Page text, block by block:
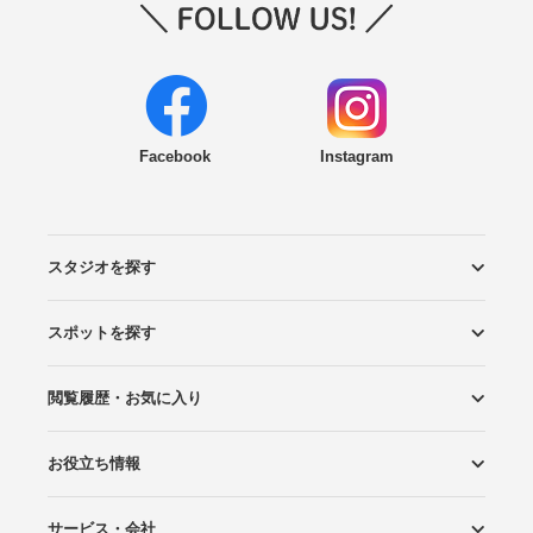
Facebook Instagram
スタジオを探す
エリアから探す
こだわりから探す
NEW PHOTO STYLE
プランから探す
フォトタイプ診断
フォトグラファーから探す
国内リゾートから探す
スポットを探す
ロケーションから探す
スタジオから探す
閲覧履歴・お気に入り
閲覧スタジオ
お気に入り
お役立ち情報
Wedding Photo マガジン
はじめてガイド
サービス・会社